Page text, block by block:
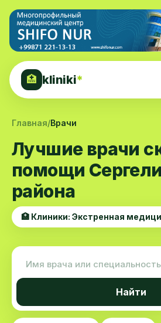
🏥 kliniki*
Главная/Врачи
Лучшие врачи
помощи
района
🏥 Клиники: Экстренная
Найти